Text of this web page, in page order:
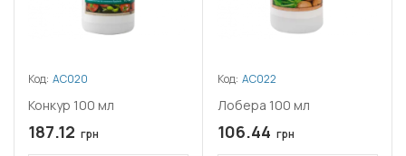
Код: АС020
Конкур 100 мл
187.12 грн
Код: АС022
Лобера 100 мл
106.44 грн